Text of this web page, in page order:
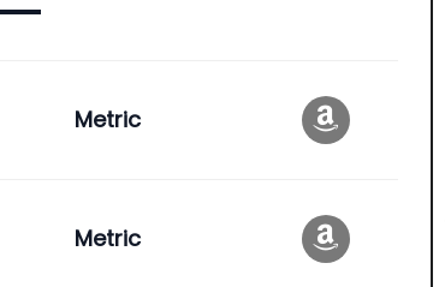
Metric
Metric